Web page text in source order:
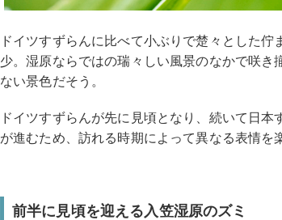
ドイツすずらんに比べて小ぶりで楚々とした
少。湿原ならではの瑞々しい風景のなかで咲
ない景色だそう。
ドイツすずらんが先に見頃となり、続いて日
が進むため、訪れる時期によって異なる表情を
前半に見頃を迎える入笠湿原のズミ